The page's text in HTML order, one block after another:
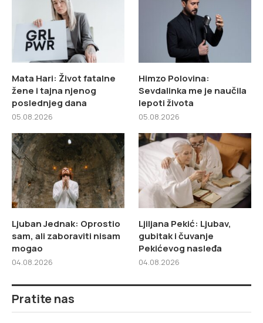
Mata Hari: Život fatalne
žene i tajna njenog
poslednjeg dana
05.08.2026
Himzo Polovina:
Sevdalinka me je naučila
lepoti života
05.08.2026
Ljuban Jednak: Oprostio
sam, ali zaboraviti nisam
mogao
04.08.2026
Ljiljana Pekić: Ljubav,
gubitak i čuvanje
Pekićevog nasleđa
04.08.2026
Pratite nas